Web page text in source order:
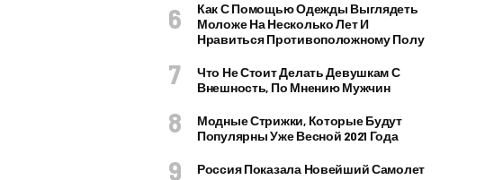
Как С Помощью Одежды Выглядеть
Моложе На Несколько Лет И
Нравиться Противоположному Полу
Что Не Стоит Делать Девушкам С
Внешность, По Мнению Мужчин
Модные Стрижки, Которые Будут
Популярны Уже Весной 2021 Года
Россия Показала Новейший Самолет